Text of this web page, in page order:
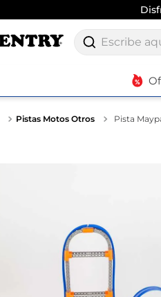
Escribe aquí lo
Pistas Motos Otros Pista